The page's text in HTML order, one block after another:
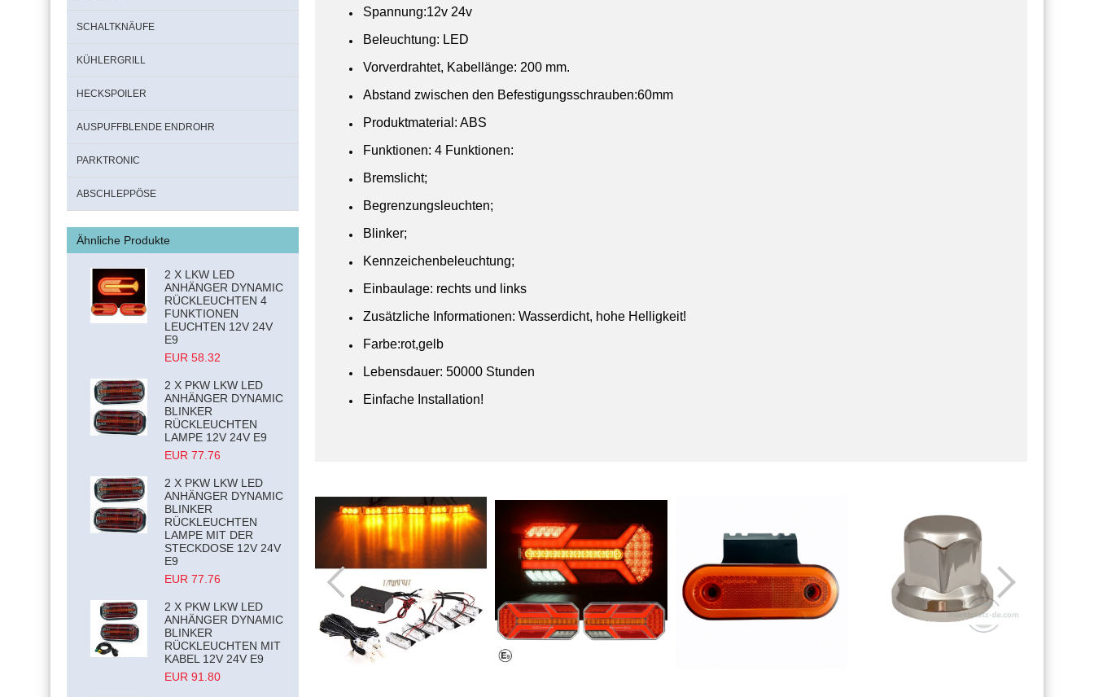
SCHALTKNÄUFE
KÜHLERGRILL
HECKSPOILER
AUSPUFFBLENDE ENDROHR
PARKTRONIC
ABSCHLEPPÖSE
Ähnliche Produkte
2 X LKW LED
ANHÄNGER DYNAMIC
RÜCKLEUCHTEN 4
FUNKTIONEN
LEUCHTEN 12V 24V
E9
EUR 58.32
2 X PKW LKW LED
ANHÄNGER DYNAMIC
BLINKER
RÜCKLEUCHTEN
LAMPE 12V 24V E9
EUR 77.76
2 X PKW LKW LED
ANHÄNGER DYNAMIC
BLINKER
RÜCKLEUCHTEN
LAMPE MIT DER
STECKDOSE 12V 24V
E9
EUR 77.76
2 X PKW LKW LED
ANHÄNGER DYNAMIC
BLINKER
RÜCKLEUCHTEN MIT
KABEL 12V 24V E9
EUR 91.80
Spannung:12v 24v
Beleuchtung: LED
Vorverdrahtet, Kabellänge: 200 mm.
Abstand zwischen den Befestigungsschrauben:60mm
Produktmaterial: ABS
Funktionen: 4 Funktionen:
Bremslicht;
Begrenzungsleuchten;
Blinker;
Kennzeichenbeleuchtung;
Einbaulage: rechts und links
Zusätzliche Informationen: Wasserdicht, hohe Helligkeit!
Farbe:rot,gelb
Lebensdauer: 50000 Stunden
Einfache Installation!